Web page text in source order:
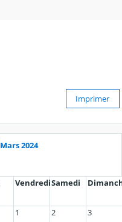
Imprimer
Mars 2024
VendrediSamedi
1 2 3